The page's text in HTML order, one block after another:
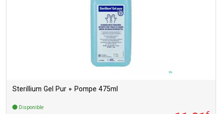
Sterillium Gel Pur + Pompe 475ml
Disponible